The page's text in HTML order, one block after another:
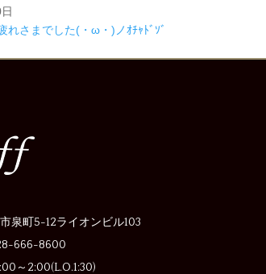
れさまでした(・ω・)ノｵﾁｬﾄﾞｿﾞ
泉町5-12ライオンビル103
666-8600
～2:00(L.O.1:30)